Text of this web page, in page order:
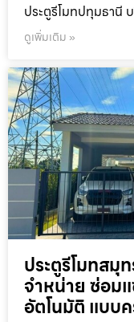
ประตูรีโมทปทุมธานี
ดูเพิ่มเติม »
ประตูรีโมทสมุ
จำหน่าย ซ่อม
อัตโนมัติ แบบ